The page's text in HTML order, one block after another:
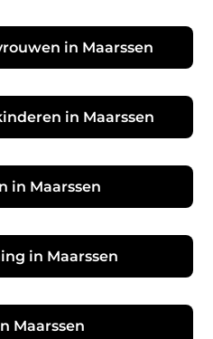
in Maarssen
in Maarssen
in Maarssen
in Maarssen
Maarssen